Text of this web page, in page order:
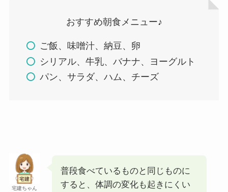
おすすめ朝食メニュー♪
ご飯、味噌汁、納豆、卵
シリアル、牛乳、バナナ、ヨーグルト
パン、サラダ、ハム、チーズ
宅建ちゃん
普段食べているものと同じものに
すると、体調の変化も起きにくい